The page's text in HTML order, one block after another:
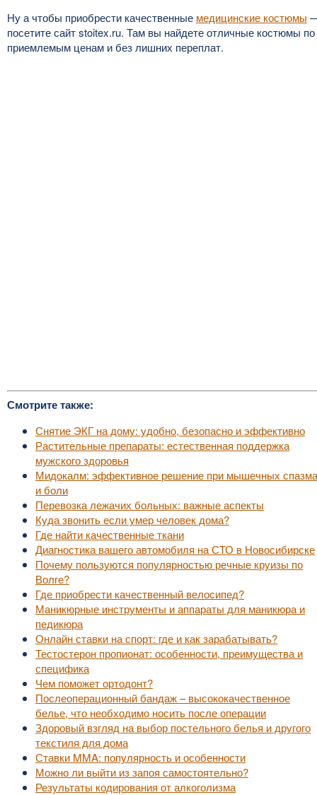
Ну а чтобы приобрести качественные медицинские костюмы
посетите сайт stoitex.ru. Там вы найдете отличные костюмы по
приемлемым ценам и без лишних переплат.
Смотрите также:
Снятие ЭКГ на дому: удобно, безопасно и эффективно
Растительные препараты: естественная поддержка
мужского здоровья
Мидокалм: эффективное решение при мышечных
и боли
Перевозка лежачих больных: важные аспекты
Куда звонить если умер человек дома?
Где найти качественные ткани
Диагностика вашего автомобиля на СТО в Новосибирске
Почему пользуются популярностью речные круизы по
Волге?
Где приобрести качественный велосипед?
Маникюрные инструменты и аппараты для маникюра и
педикюра
Онлайн ставки на спорт: где и как зарабатывать?
Тестостерон пропионат: особенности, преимущества и
специфика
Чем поможет ортодонт?
Послеоперационный бандаж – высококачественное
белье, что необходимо носить после операции
Здоровый взгляд на выбор постельного белья и другого
текстиля для дома
Ставки MMA: популярность и особенности
Можно ли выйти из запоя самостоятельно?
Результаты кодирования от алкоголизма